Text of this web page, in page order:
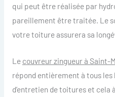
qui peut être réalisée par
pareillement être traitée. Le
votre toiture assurera sa
Le couvreur zingueur à
répond entièrement à tous
d’entretien de toitures et cela